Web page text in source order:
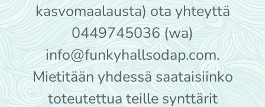
kasvomaalausta) ota yhteyttä
0449745036 (wa)
info@funkyhallsodap.com.
Mietitään yhdessä saataisiinko
toteutettua teille synttärit